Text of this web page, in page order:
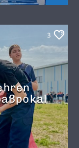
3